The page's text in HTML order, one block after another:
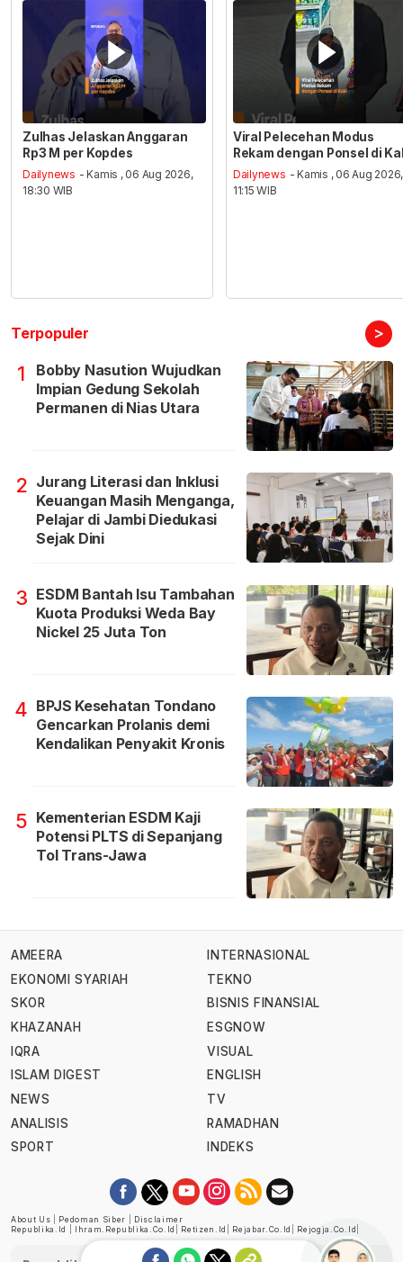
Zulhas Jelaskan Anggaran
Rp3 M per Kopdes
Dailynews - Kamis , 06 Aug 2026,
18:30 WIB
Viral Pelecehan Modus
Rekam dengan Ponsel di
Dailynews - Kamis , 06 Aug 2026,
11:15 WIB
Terpopuler >
1
Bobby Nasution Wujudkan
Impian Gedung Sekolah
Permanen di Nias Utara
2 Jurang Literasi dan Inklusi
Keuangan Masih Menganga,
Pelajar di Jambi Diedukasi
Sejak Dini
3 ESDM Bantah Isu Tambahan
Kuota Produksi Weda Bay
Nickel 25 Juta Ton
4 BPJS Kesehatan Tondano
Gencarkan Prolanis demi
Kendalikan Penyakit Kronis
5 Kementerian ESDM Kaji
Potensi PLTS di Sepanjang
Tol Trans-Jawa
AMEERA
EKONOMI SYARIAH
SKOR
KHAZANAH
IQRA
ISLAM DIGEST
NEWS
ANALISIS
SPORT
INTERNASIONAL
TEKNO
BISNIS FINANSIAL
ESGNOW
VISUAL
ENGLISH
TV
RAMADHAN
INDEKS
About Us Pedoman Siber
Disclaimer
Republika.id
Ihram.republika.co.id Retizen.id Rejabar.co.id Rejogja.co.id